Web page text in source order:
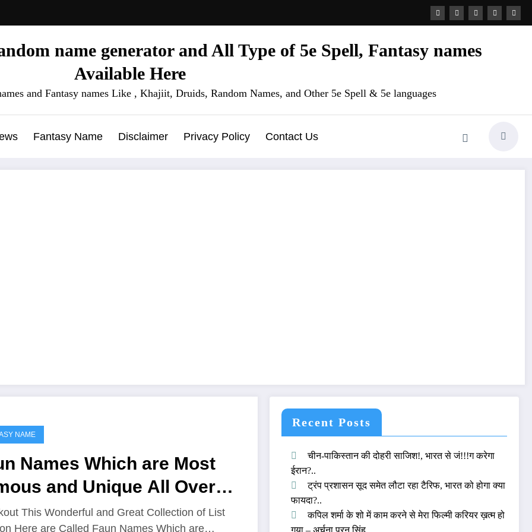
name generator and All Type of 5e Spell, Fantasy names
Available Here
and Fantasy names Like , Khajiit, Druids, Random Names, and Other 5e Spell & 5e languages
Fantasy Name Disclaimer Privacy Policy Contact Us
NAME
Names Which are Most
and Unique All Over
Worlds
This Wonderful and Great Collection of List
Here are Called Faun Names Which are…
Recent Posts
चीन-पाकिस्तान की दोहरी साजिश!, भारत से जं!!!ग करेगा
ईरान?..
ट्रंप प्रशासन सूद समेत लौटा रहा टैरिफ, भारत को होगा क्या
फायदा?..
कपिल शर्मा के शो में काम करने से मेरा फिल्मी करियर ख़त्म हो
गया – अर्चना पूरन सिंह..